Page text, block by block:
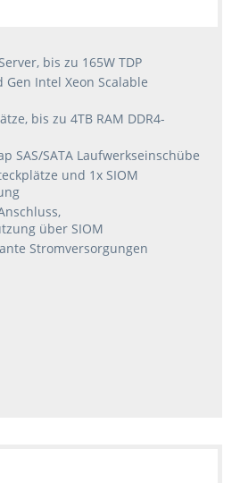
bis zu 165W TDP
Gen Intel Xeon Scalable
bis zu 4TB RAM DDR4-
SAS/SATA Laufwerkseinschübe
und 1x SIOM
über SIOM
Stromversorgungen